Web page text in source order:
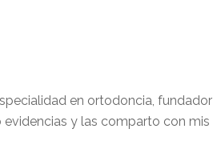
en ortodoncia, fundador
evidencias y las comparto con mis